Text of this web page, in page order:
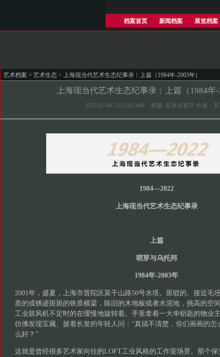
档案首页 新闻档案 展览档案
艺术档案 > 艺术生态 > 上海现当代艺术生态纪事录︱上篇（1984年-2003年）
上海现当代艺术生态纪事录︱上篇（1984年
2022-05-09 13:55:02.446 来源: 苏冰会客厅 作者：
1984—2022
上海现当代艺术生态纪事录
上篇
萌芽与乌托邦
1984年-2003年
2001年，盛夏，上海市普陀区莫干山路50号水塔。斑驳的、接近毛
质的或锈迹斑斑的铁质横梁，陈旧的木地板或者水泥地，挑高的空
工业鼓风机不定时的在缓慢地旋转着。手里拿着一大串钥匙的物业
仿佛发现宝藏、披着长发的年轻人问：“真搞不清楚，你们画画的
么好？”
这就是曾经很多艺术家向往的LOFT工业风格的工作室场景。那个